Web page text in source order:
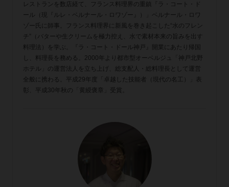
レストランを数店経て、フランス料理界の重鎮『ラ・コート・ド
ール（現『ルレ・ベルナール・ロワゾー』）」ベルナール・ロワ
ゾー氏に師事。フランス料理界に新風を巻き起こした“水のフレン
チ”（バターや生クリームを極力控え、水で素材本来の旨みを出す
料理法）を学ぶ。『ラ・コート・ドール神戸』開業にあたり帰国
し、料理長を務める。2000年より都市型オーベルジュ「神戸北野
ホテル」の運営法人を立ち上げ、総支配人・総料理長として運営
全般に携わる。平成29年度「卓越した技能者（現代の名工）」表
彰、平成30年秋の「黄綬褒章」受賞。